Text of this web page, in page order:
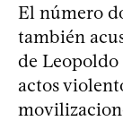
El número
también
de
actos